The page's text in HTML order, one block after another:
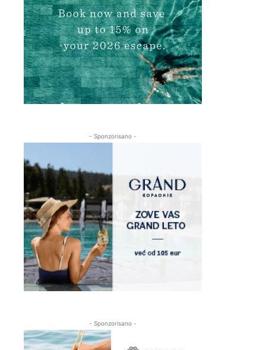
- Sponzorisano -
- Sponzorisano -